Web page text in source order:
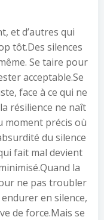
et d’autres qui
tôt.Des silences
Se taire pour
acceptable.Se
face à ce qui ne
résilience ne naît
moment précis où
du silence
fait mal devient
la
ne pas troubler
en silence,
de force.Mais se